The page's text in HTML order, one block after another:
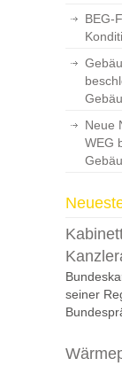
BEG-
Neue
WEG
seiner